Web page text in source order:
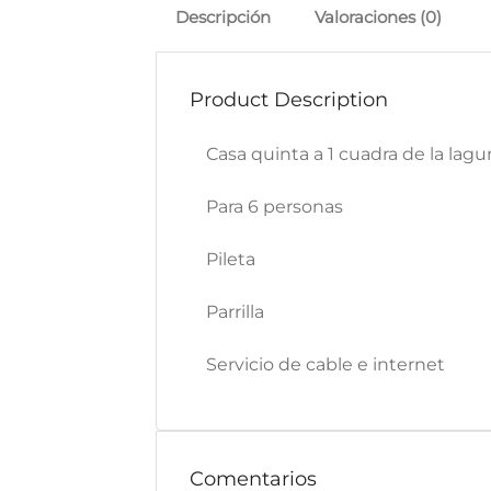
Descripción Valoraciones (0)
Product Description
Casa quinta a 1 cuadra de la
Para 6 personas
Pileta
Parrilla
Servicio de cable e internet
Comentarios